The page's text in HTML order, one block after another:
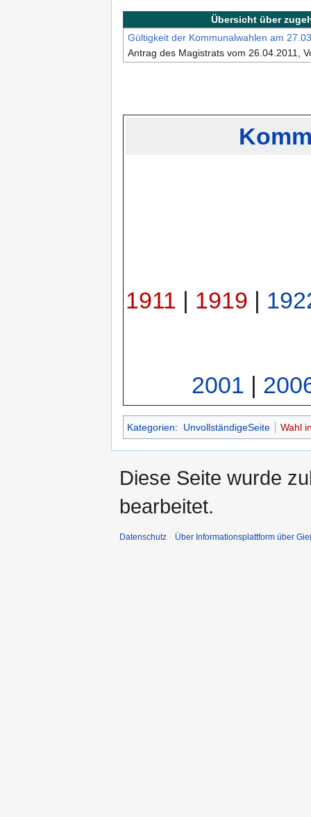
Übersicht über
Gültigkeit der Kommunalwahlen am
Antrag des Magistrats vom 26.04.2011,
1911 | 1919 |
2001 |
Kategorien: UnvollständigeSeite Wahl
Diese Seite wurde
bearbeitet.
Datenschutz Über Informationsplattform über